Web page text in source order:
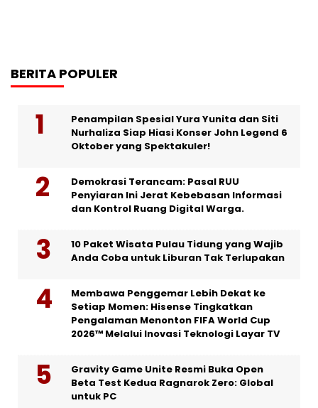
BERITA POPULER
Penampilan Spesial Yura Yunita dan Siti
Nurhaliza Siap Hiasi Konser John Legend 6
Oktober yang Spektakuler!
Demokrasi Terancam: Pasal RUU
Penyiaran Ini Jerat Kebebasan Informasi
dan Kontrol Ruang Digital Warga.
10 Paket Wisata Pulau Tidung yang Wajib
Anda Coba untuk Liburan Tak Terlupakan
Membawa Penggemar Lebih Dekat ke
Setiap Momen: Hisense Tingkatkan
Pengalaman Menonton FIFA World Cup
2026™ Melalui Inovasi Teknologi Layar TV
Gravity Game Unite Resmi Buka Open
Beta Test Kedua Ragnarok Zero: Global
untuk PC